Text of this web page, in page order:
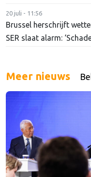
20 juli - 11:56
Brussel herschrijft
SER slaat alarm:
Meer nieuws